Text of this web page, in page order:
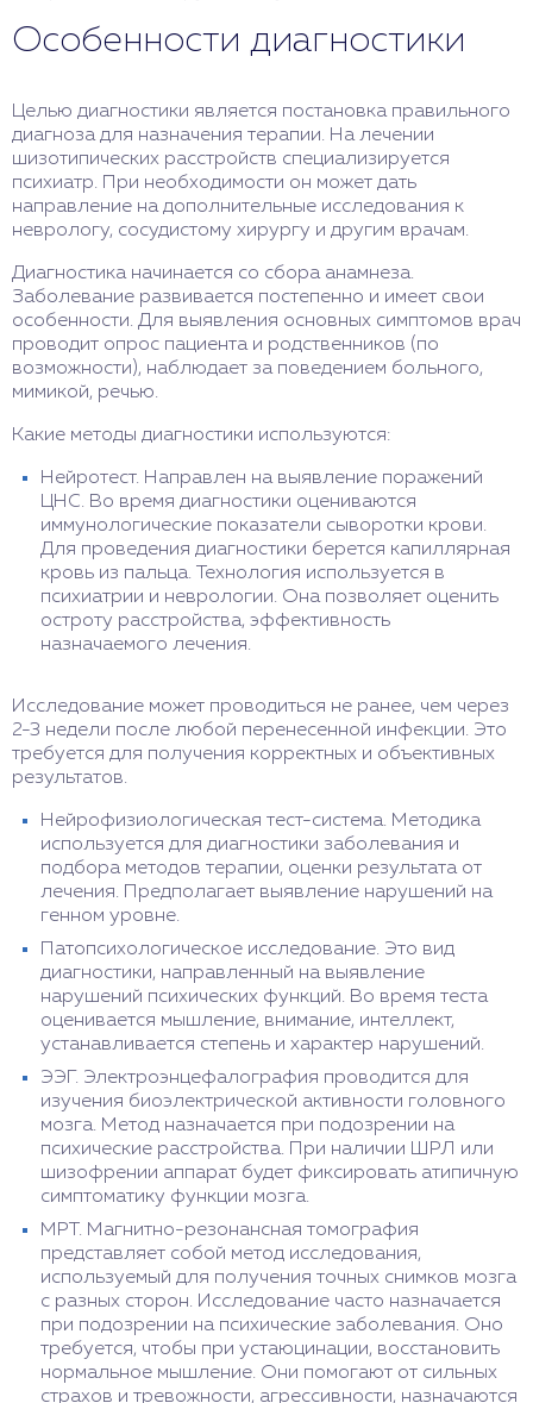
Особенности диагностики
Целью диагностики является постановка правильного
диагноза для назначения терапии. На лечении
шизотипических расстройств специализируется
психиатр. При необходимости он может дать
направление на дополнительные исследования к
неврологу, сосудистому хирургу и другим врачам.
Диагностика начинается со сбора анамнеза.
Заболевание развивается постепенно и имеет свои
особенности. Для выявления основных симптомов врач
проводит опрос пациента и родственников (по
возможности), наблюдает за поведением больного,
мимикой, речью.
Какие методы диагностики используются:
Нейротест. Направлен на выявление поражений
ЦНС. Во время диагностики оцениваются
иммунологические показатели сыворотки крови.
Для проведения диагностики берется капиллярная
кровь из пальца. Технология используется в
психиатрии и неврологии. Она позволяет оценить
остроту расстройства, эффективность
назначаемого лечения.
Исследование может проводиться не ранее, чем через
2-3 недели после любой перенесенной инфекции. Это
требуется для получения корректных и объективных
результатов.
Нейрофизиологическая тест-система. Методика
используется для диагностики заболевания и
подбора методов терапии, оценки результата от
лечения. Предполагает выявление нарушений на
генном уровне.
Патопсихологическое исследование. Это вид
диагностики, направленный на выявление
нарушений психических функций. Во время теста
оценивается мышление, внимание, интеллект,
устанавливается степень и характер нарушений.
ЭЭГ. Электроэнцефалография проводится для
изучения биоэлектрической активности головного
мозга. Метод назначается при подозрении на
психические расстройства. При наличии ШРЛ или
шизофрении аппарат будет фиксировать атипичную
симптоматику функции мозга.
МРТ. Магнитно-резонансная томография
представляет собой метод исследования,
используемый для получения точных снимков мозга
с разных сторон. Исследование часто назначается
при подозрении на психические заболевания. Оно
требуется, чтобы при устаюцинации, восстановить
нормальное мышление. Они помогают от сильных
страхов и тревожности, агрессивности, назначаются